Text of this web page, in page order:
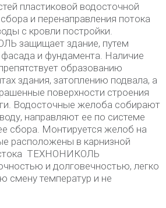
пластиковой водосточной
и перенаправления потока
с кровли постройки.
защищает здание, путем
и фундамента. Наличие
образованию
здания, затоплению подвала, а
поверхности строения
Водосточные желоба собирают
направляют ее по системе
сбора. Монтируется желоб на
расположены в карнизной
ТЕХНОНИКОЛЬ
и долговечностью, легко
смену температур и не